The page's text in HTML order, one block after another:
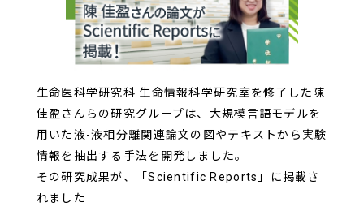
生命医科学研究科 生命情報科学研究室を修了した陳
佳盈さんらの研究グループは、大規模言語モデルを
用いた液-液相分離関連論文の図やテキストから実験
情報を抽出する手法を開発しました。
その研究成果が、「Scientific Reports」に掲載さ
れました